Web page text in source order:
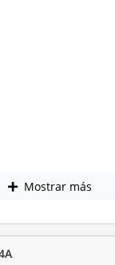
Mostrar más